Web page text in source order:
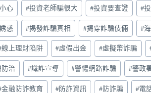
心 #投資老師騙很大 #投資要查證 #
惑 #揭發詐騙真相 #揭穿詐騙伎倆 #
線上理財陷阱 #虛假出金 #虛擬幣詐騙
治 #識詐宣導 #警惕網路詐騙 #警政
金融防詐教育 #防詐資訊 #防詐騙 #電